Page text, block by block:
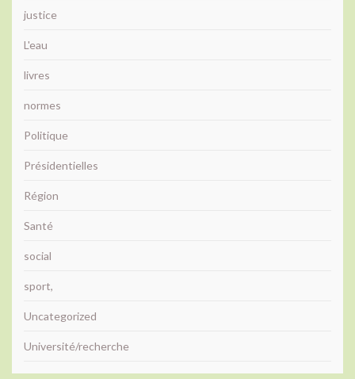
justice
L'eau
livres
normes
Politique
Présidentielles
Région
Santé
social
sport,
Uncategorized
Université/recherche